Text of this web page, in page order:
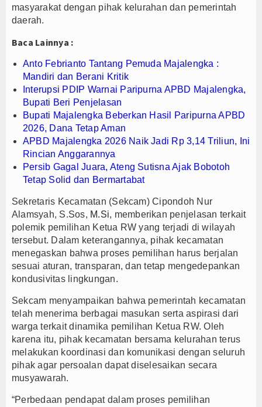
masyarakat dengan pihak kelurahan dan pemerintah
daerah.
Baca Lainnya :
Anto Febrianto Tantang Pemuda Majalengka :
Mandiri dan Berani Kritik
Interupsi PDIP Warnai Paripurna APBD Majalengka,
Bupati Beri Penjelasan
Bupati Majalengka Beberkan Hasil Paripurna APBD
2026, Dana Tetap Aman
APBD Majalengka 2026 Naik Jadi Rp 3,14 Triliun, Ini
Rincian Anggarannya
Persib Gagal Juara, Ateng Sutisna Ajak Bobotoh
Tetap Solid dan Bermartabat
Sekretaris Kecamatan (Sekcam) Cipondoh Nur
Alamsyah, S.Sos, M.Si, memberikan penjelasan terkait
polemik pemilihan Ketua RW yang terjadi di wilayah
tersebut. Dalam keterangannya, pihak kecamatan
menegaskan bahwa proses pemilihan harus berjalan
sesuai aturan, transparan, dan tetap mengedepankan
kondusivitas lingkungan.
Sekcam menyampaikan bahwa pemerintah kecamatan
telah menerima berbagai masukan serta aspirasi dari
warga terkait dinamika pemilihan Ketua RW. Oleh
karena itu, pihak kecamatan bersama kelurahan terus
melakukan koordinasi dan komunikasi dengan seluruh
pihak agar persoalan dapat diselesaikan secara
musyawarah.
“Perbedaan pendapat dalam proses pemilihan